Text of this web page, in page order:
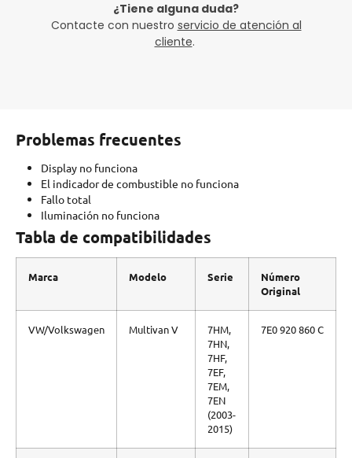
¿Tiene alguna duda?
Contacte con nuestro servicio de atención al
cliente.
Problemas frecuentes
Display no funciona
El indicador de combustible no funciona
Fallo total
Iluminación no funciona
Tabla de compatibilidades
Marca Modelo Serie
Número
Original
VW/Volkswagen Multivan V
7HM,
7HN,
7HF,
7EF,
7EM,
7EN
(2003-
2015)
7E0 920 860 C